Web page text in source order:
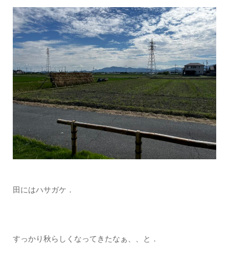
田にはハサガケ．
すっかり秋らしくなってきたなぁ、、と．